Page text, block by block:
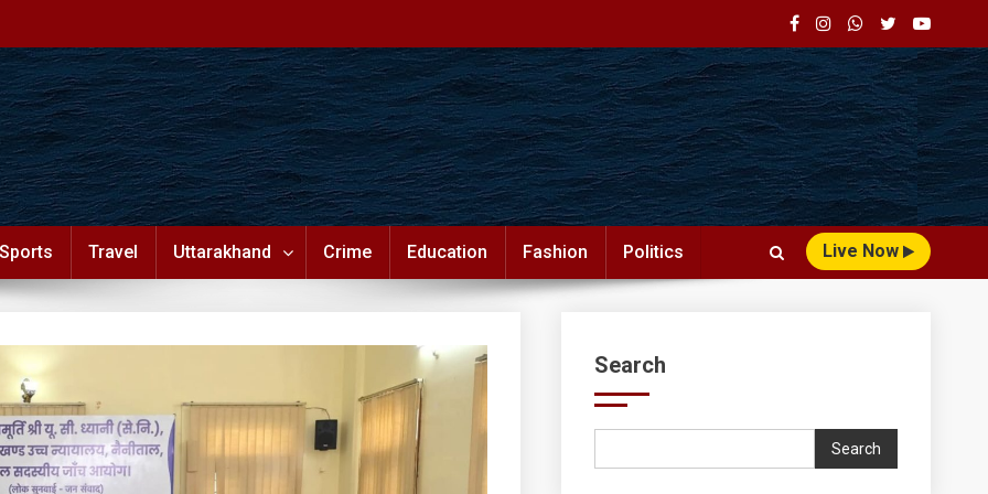
Sports Travel Uttarakhand Crime Education Fashion Politics Live Now
Search
Search